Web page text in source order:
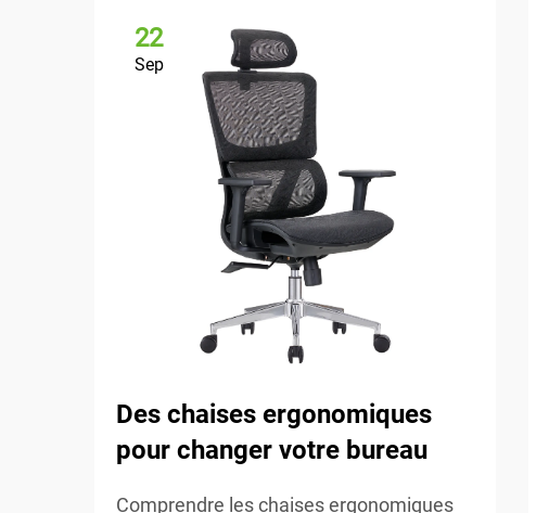
22
Sep
Des chaises ergonomiques
pour changer votre bureau
Comprendre les chaises ergonomiques